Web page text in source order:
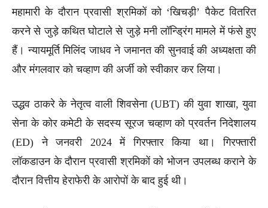
महामारी के दौरान प्रवासी श्रमिकों को ‘खिचड़ी’ पैकेट वितरित
करने से जुड़े कथित घोटाले से जुड़े मनी लॉन्ड्रिंग मामले में फंसे हुए
हैं। न्यायमूर्ति मिलिंद जाधव ने जमानत की सुनवाई की अध्यक्षता की
और मंगलवार को चव्हाण की अर्जी को स्वीकार कर लिया।
उद्धव ठाकरे के नेतृत्व वाली शिवसेना (UBT) की युवा शाखा, युवा
सेना के कोर कमेटी के सदस्य सूरज चव्हाण को प्रवर्तन निदेशालय
(ED) ने जनवरी 2024 में गिरफ्तार किया था। गिरफ्तारी
लॉकडाउन के दौरान प्रवासी श्रमिकों को भोजन उपलब्ध कराने के
दौरान वित्तीय हेराफेरी के आरोपों के बाद हुई थी।